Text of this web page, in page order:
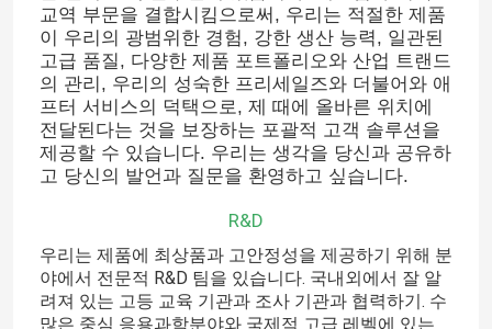
연락주세요
경우
부드러운 밀봉 문짝 밸브
레질리언트 시트 문짝 밸브
탄력 있는 자리 문짝 밸브
교역 부문을 결합시킴으로써, 우리는 적절한 제품
이 우리의 광범위한 경험, 강한 생산 능력, 일관된
고급 품질, 다양한 제품 포트폴리오와 산업 트랜드
의 관리, 우리의 성숙한 프리세일즈와 더불어와 애
프터 서비스의 덕택으로, 제 때에 올바른 위치에
전달된다는 것을 보장하는 포괄적 고객 솔루션을
제공할 수 있습니다. 우리는 생각을 당신과 공유하
고 당신의 발언과 질문을 환영하고 싶습니다.
R&D
우리는 제품에 최상품과 고안정성을 제공하기 위해 분
야에서 전문적 R&D 팀을 있습니다. 국내외에서 잘 알
려져 있는 고등 교육 기관과 조사 기관과 협력하기. 수
많은 중심 응용과학분야와 국제적 고급 레벨에 있는